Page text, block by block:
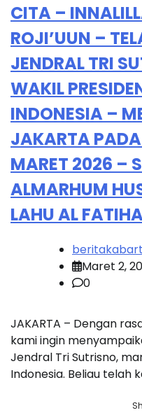
CITA –
ROJI’UUN –
JENDRAL TRI
WAKIL
INDONESIA –
JAKARTA
MARET 2026 –
ALMARHUM
LAHU AL
Maret 2,
0
JAKARTA – Dengan
kami ingin
Jendral Tri Sutrisno,
Indonesia. Beliau telah